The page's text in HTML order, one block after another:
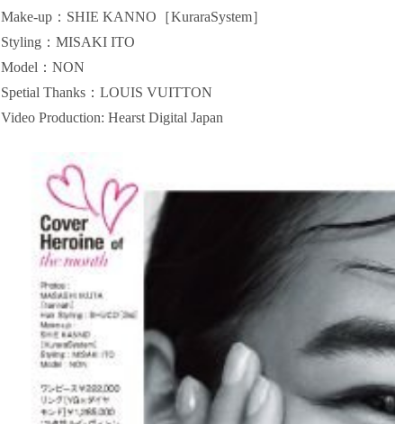
Make-up：SHIE KANNO［KuraraSystem］
Styling：MISAKI ITO
Model：NON
Spetial Thanks：LOUIS VUITTON
Video Production: Hearst Digital Japan